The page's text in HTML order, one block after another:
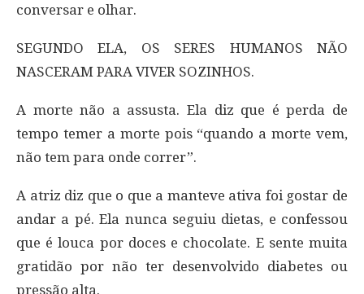
conversar e olhar.
SEGUNDO ELA, OS SERES HUMANOS NÃO
NASCERAM PARA VIVER SOZINHOS.
A morte não a assusta. Ela diz que é perda de
tempo temer a morte pois “quando a morte vem,
não tem para onde correr”.
A atriz diz que o que a manteve ativa foi gostar de
andar a pé. Ela nunca seguiu dietas, e confessou
que é louca por doces e chocolate. E sente muita
gratidão por não ter desenvolvido diabetes ou
pressão alta.